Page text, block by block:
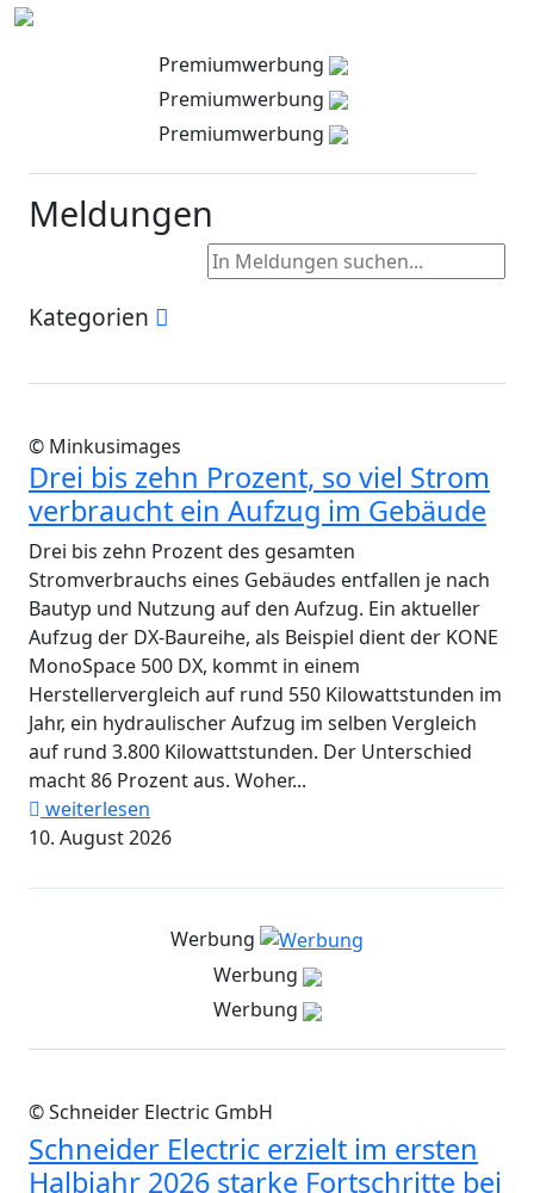
Premiumwerbung
Premiumwerbung
Premiumwerbung
Meldungen
Kategorien
© Minkusimages
Drei bis zehn Prozent, so viel Strom
verbraucht ein Aufzug im Gebäude
Drei bis zehn Prozent des gesamten
Stromverbrauchs eines Gebäudes entfallen je nach
Bautyp und Nutzung auf den Aufzug. Ein aktueller
Aufzug der DX-Baureihe, als Beispiel dient der KONE
MonoSpace 500 DX, kommt in einem
Herstellervergleich auf rund 550 Kilowattstunden im
Jahr, ein hydraulischer Aufzug im selben Vergleich
auf rund 3.800 Kilowattstunden. Der Unterschied
macht 86 Prozent aus. Woher...
weiterlesen
10. August 2026
Werbung
Werbung
Werbung
© Schneider Electric GmbH
Schneider Electric erzielt im ersten
Halbjahr 2026 starke Fortschritte bei